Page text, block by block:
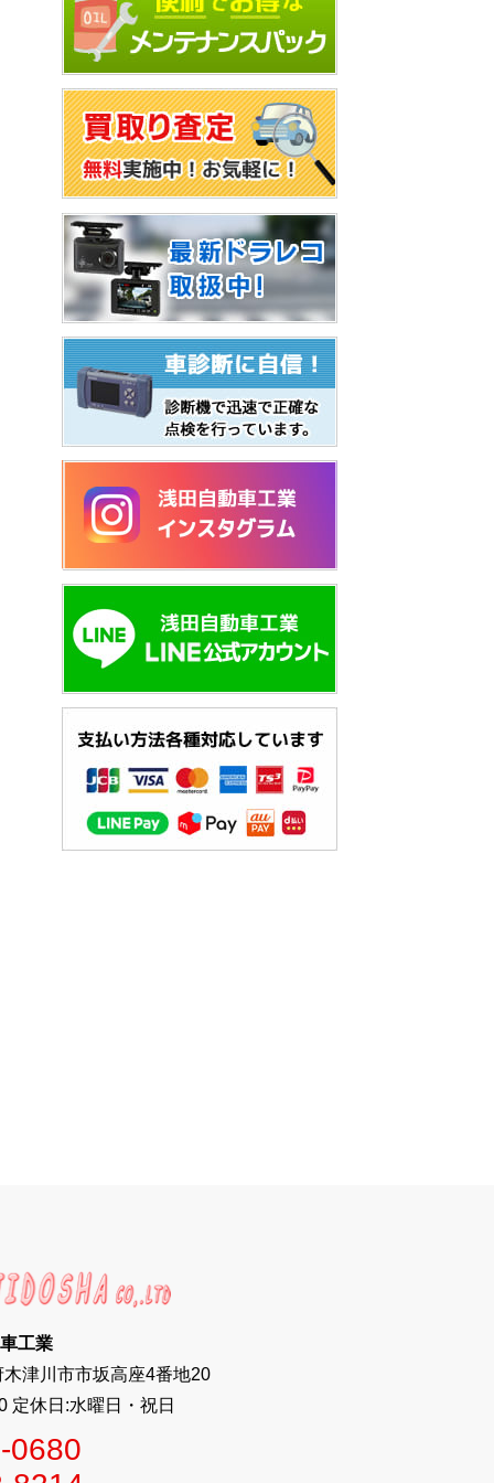
工業
津川市市坂高座4番地20
定休日:水曜日・祝日
0680